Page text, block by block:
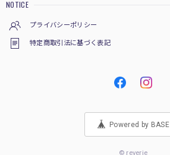
NOTICE
プライバシーポリシー
特定商取引法に基づく表記
Powered by BASE
© reverie